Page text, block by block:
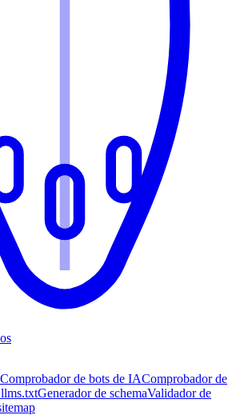
Comprobador de bots de IAComprobador de
Generador de schemaValidador de